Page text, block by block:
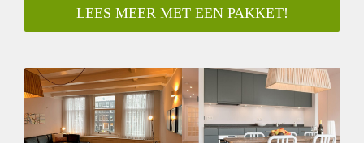
Dam, Kalverstraat, Nieuwendijk en de Jordaan. Openbaar
vervoer om de hoek aanwezig (o.a. tram, bus en trein).
een ruime lichte woonkamer, open keuken met hard stenen
aanrechtblad en verschillende bijzonderheden. De ruime
lichte slaapkamer heeft veel kastruimte en er is een extra
tweepersoonsbed ingebouwd in de hal als een grote
LEES MEER MET EEN PAKKET!